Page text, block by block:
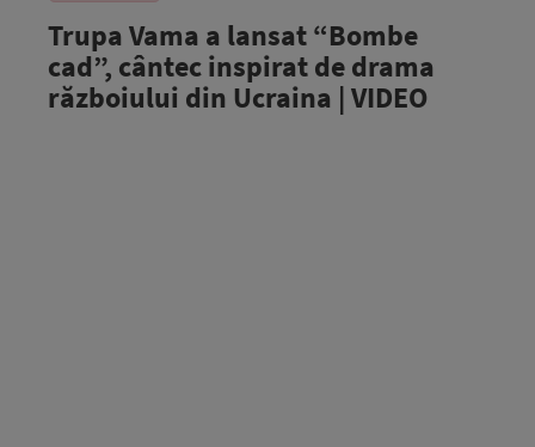
Trupa Vama a lansat “Bombe
cad”, cântec inspirat de drama
războiului din Ucraina | VIDEO